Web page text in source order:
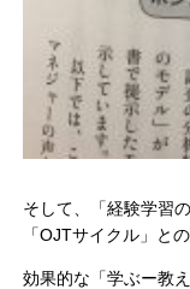
そして、「経験学習
「OJTサイクル」と
効果的な「学ぶー教